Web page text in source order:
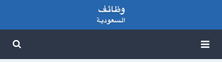
المحتوى